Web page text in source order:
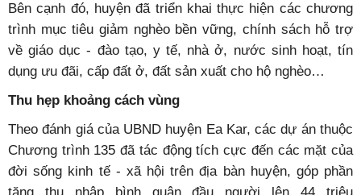
Bên cạnh đó, huyện đã triển khai thực hiện các chương
trình mục tiêu giảm nghèo bền vững, chính sách hỗ trợ
về giáo dục - đào tạo, y tế, nhà ở, nước sinh hoạt, tín
dụng ưu đãi, cấp đất ở, đất sản xuất cho hộ nghèo…
Thu hẹp khoảng cách vùng
Theo đánh giá của UBND huyện Ea Kar, các dự án thuộc
Chương trình 135 đã tác động tích cực đến các mặt của
đời sống kinh tế - xã hội trên địa bàn huyện, góp phần
tăng thu nhập bình quân đầu người lên 44 triệu